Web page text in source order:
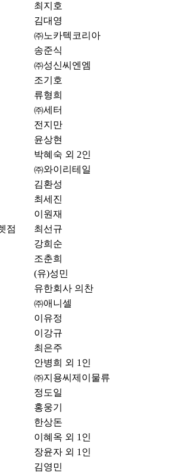
최지호
김대영
㈜노카텍코리아
송준식
㈜성신씨엔엠
조기호
류형희
㈜세터
전지만
윤상현
박혜숙 외 2인
㈜와이리테일
김환성
최세진
이원재
점
최선규
강희순
조춘희
(유)성민
유한회사 의찬
㈜애니셀
이유정
이강규
최은주
안병희 외 1인
㈜지용씨제이물류
정도일
홍웅기
한상돈
이혜옥 외 1인
장윤자 외 1인
김영민